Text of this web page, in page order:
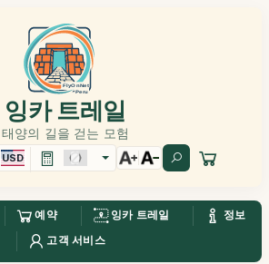
잉카 트레일
태양의 길을 걷는 모험
USD
예약 잉카 트레일
정보
고객 서비스